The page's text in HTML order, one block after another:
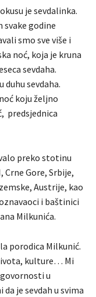
je sevdalinka.
svake godine
smo sve više i
noć, koja je kruna
sevdaha.
duhu sevdaha.
koju željno
predsjednica
preko stotinu
Gore, Srbije,
Austrije, kao
i baštinici
Milkunića.
porodica Milkunić.
kulture… Mi
u
je sevdah u svima